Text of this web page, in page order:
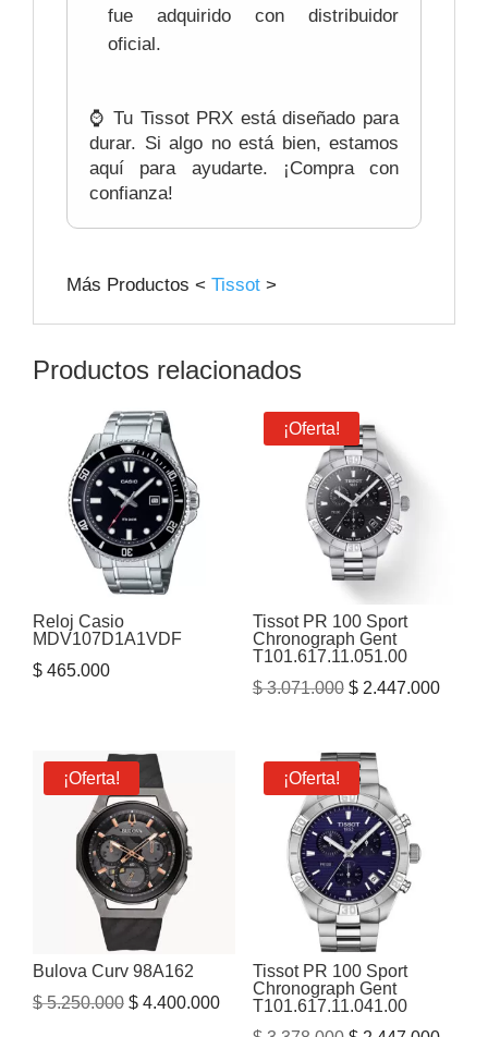
fue adquirido con distribuidor
oficial.
⌚ Tu Tissot PRX está diseñado para
durar. Si algo no está bien, estamos
aquí para ayudarte. ¡Compra con
confianza!
Más Productos < Tissot >
Productos relacionados
Reloj Casio
MDV107D1A1VDF
$ 465.000
¡Oferta!
Tissot PR 100 Sport
Chronograph Gent
T101.617.11.051.00
$3.071.000 El
era:
$ 3.071.000.
$2.447.000El
¡Oferta!
Bulova Curv 98A162
$5.250.000 El
$ 4.400.000El
precio
¡Oferta!
Tissot PR 100 Sport
Chronograph Gent
T101.617.11.041.00